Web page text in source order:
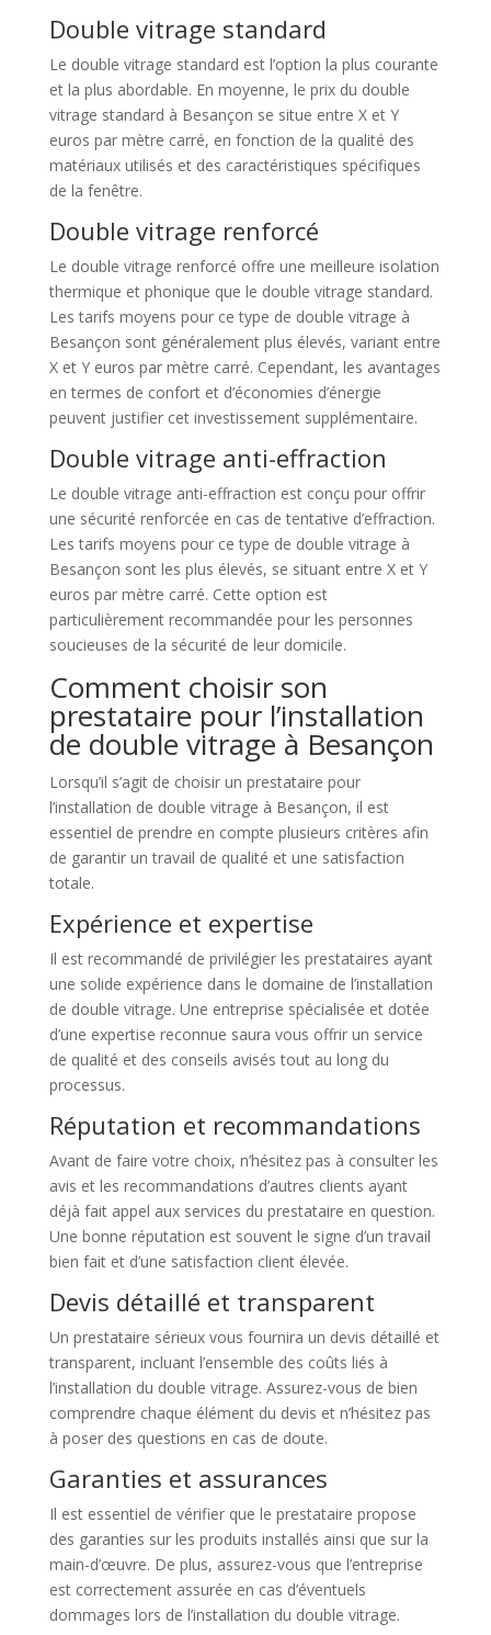
Double vitrage standard
Le double vitrage standard est l’option la plus courante
et la plus abordable. En moyenne, le prix du double
vitrage standard à Besançon se situe entre X et Y
euros par mètre carré, en fonction de la qualité des
matériaux utilisés et des caractéristiques spécifiques
de la fenêtre.
Double vitrage renforcé
Le double vitrage renforcé offre une meilleure isolation
thermique et phonique que le double vitrage standard.
Les tarifs moyens pour ce type de double vitrage à
Besançon sont généralement plus élevés, variant entre
X et Y euros par mètre carré. Cependant, les avantages
en termes de confort et d’économies d’énergie
peuvent justifier cet investissement supplémentaire.
Double vitrage anti-effraction
Le double vitrage anti-effraction est conçu pour offrir
une sécurité renforcée en cas de tentative d’effraction.
Les tarifs moyens pour ce type de double vitrage à
Besançon sont les plus élevés, se situant entre X et Y
euros par mètre carré. Cette option est
particulièrement recommandée pour les personnes
soucieuses de la sécurité de leur domicile.
Comment choisir son
prestataire pour l’installation
de double vitrage à Besançon
Lorsqu’il s’agit de choisir un prestataire pour
l’installation de double vitrage à Besançon, il est
essentiel de prendre en compte plusieurs critères afin
de garantir un travail de qualité et une satisfaction
totale.
Expérience et expertise
Il est recommandé de privilégier les prestataires ayant
une solide expérience dans le domaine de l’installation
de double vitrage. Une entreprise spécialisée et dotée
d’une expertise reconnue saura vous offrir un service
de qualité et des conseils avisés tout au long du
processus.
Réputation et recommandations
Avant de faire votre choix, n’hésitez pas à consulter les
avis et les recommandations d’autres clients ayant
déjà fait appel aux services du prestataire en question.
Une bonne réputation est souvent le signe d’un travail
bien fait et d’une satisfaction client élevée.
Devis détaillé et transparent
Un prestataire sérieux vous fournira un devis détaillé et
transparent, incluant l’ensemble des coûts liés à
l’installation du double vitrage. Assurez-vous de bien
comprendre chaque élément du devis et n’hésitez pas
à poser des questions en cas de doute.
Garanties et assurances
Il est essentiel de vérifier que le prestataire propose
des garanties sur les produits installés ainsi que sur la
main-d’œuvre. De plus, assurez-vous que l’entreprise
est correctement assurée en cas d’éventuels
dommages lors de l’installation du double vitrage.